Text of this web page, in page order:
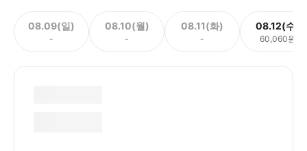
08.09(일)
-
08.10(월)
-
08.11(화)
-
08.12(수)
60,060원